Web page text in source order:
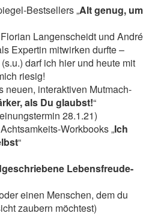
Bestsellers „Alt genug, um
Langenscheidt und André
Expertin mitwirken durfte –
darf ich hier und heute mit
riesig!
neuen, interaktiven Mutmach-
als Du glaubst!“
28.1.21)
Workbooks „Ich
“
Lebensfreude-
einen Menschen, dem du
zaubern möchtest)